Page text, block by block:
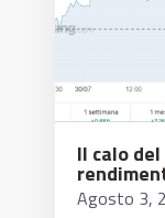
Il calo
Agosto 3,